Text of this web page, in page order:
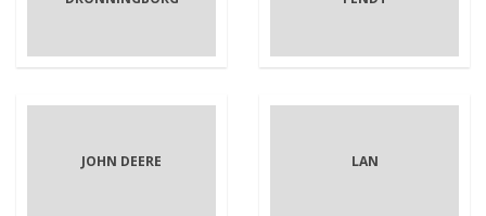
JOHN DEERE LAN